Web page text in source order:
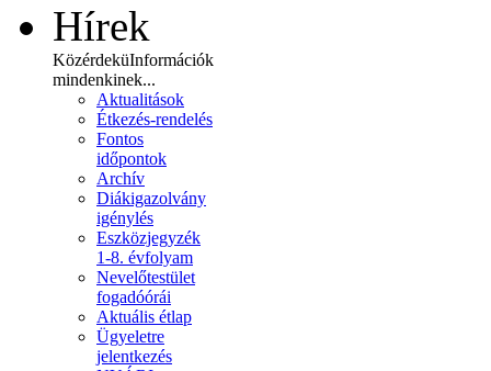
Hírek
KözérdeküInformációk
mindenkinek...
Aktualitások
Étkezés-rendelés
Fontos
időpontok
Archív
Diákigazolvány
igénylés
Eszközjegyzék
1-8. évfolyam
Nevelőtestület
fogadóórái
Aktuális étlap
Ügyeletre
jelentkezés